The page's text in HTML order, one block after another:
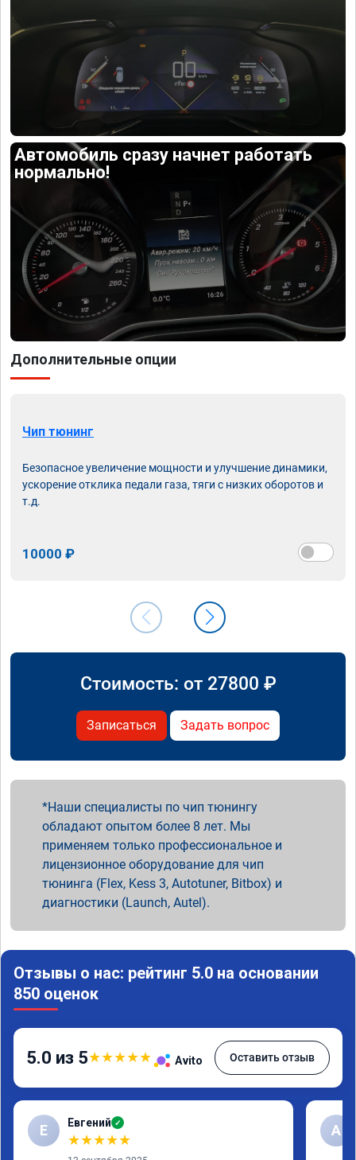
Автомобиль сразу начнет работать
нормально!
Дополнительные опции
Чип тюнинг
Безопасное увеличение мощности и улучшение динамики,
ускорение отклика педали газа, тяги с низких оборотов и
т.д.
10000 ₽
Стоимость: от 27800 ₽
Записаться Задать вопрос
Наши специалисты по чип тюнингу
обладают опытом более 8 лет. Мы
применяем только профессиональное и
лицензионное оборудование для чип
тюнинга (Flex, Kess 3, Autotuner, Bitbox) и
диагностики (Launch, Autel).
Отзывы о нас: рейтинг 5.0 на основании
850 оценок
5.0 из 5★★★★★ Avito Оставить отзыв
Е Евгений ✓
★★★★★
А